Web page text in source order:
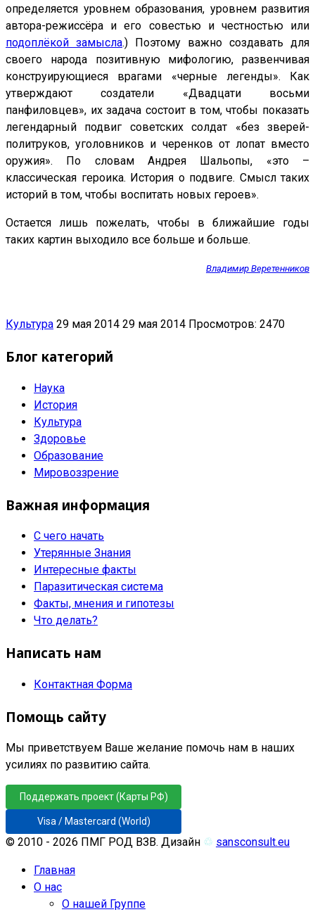
определяется уровнем образования, уровнем развития
автора-режиссёра и его совестью и честностью или
подоплёкой замысла.) Поэтому важно создавать для
своего народа позитивную мифологию, развенчивая
конструирующиеся врагами «черные легенды». Как
утверждают создатели «Двадцати восьми
панфиловцев», их задача состоит в том, чтобы показать
легендарный подвиг советских солдат «без зверей-
политруков, уголовников и черенков от лопат вместо
оружия». По словам Андрея Шальопы, «это –
классическая героика. История о подвиге. Смысл таких
историй в том, чтобы воспитать новых героев».
Остается лишь пожелать, чтобы в ближайшие годы
таких картин выходило все больше и больше.
Владимир Веретенников
Культура 29 мая 2014 29 мая 2014 Просмотров: 2470
Блог категорий
Наука
История
Культура
Здоровье
Образование
Мировоззрение
Важная информация
С чего начать
Утерянные Знания
Интересные факты
Паразитическая система
Факты, мнения и гипотезы
Что делать?
Написать нам
Контактная Форма
Помощь сайту
Мы приветствуем Ваше желание помочь нам в наших
усилиях по развитию сайта.
Поддержать проект (Карты РФ)
Visa / Mastercard (World)
© 2010 - 2026 ПМГ РОД ВЗВ. Дизайн ♲ sansconsult.eu
Главная
О нас
О нашей Группе